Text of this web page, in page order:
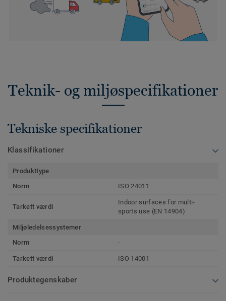
Teknik- og miljøspecifikationer
Tekniske specifikationer
Klassifikationer
Produkttype
Norm
ISO 24011
Tarkett værdi
Indoor surfaces for multi-
sports use (EN 14904)
Miljøledelsessystemer
Norm
-
Tarkett værdi ISO 14001
Produktegenskaber